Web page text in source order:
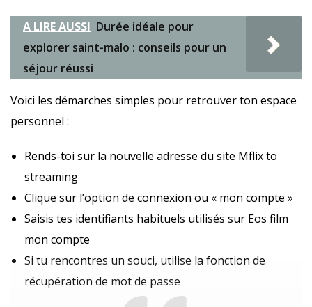
A LIRE AUSSI Durée idéale pour
explorer saint-malo : conseils pour un
séjour réussi
Voici les démarches simples pour retrouver ton espace
personnel :
Rends-toi sur la nouvelle adresse du site Mflix to
streaming
Clique sur l’option de connexion ou « mon compte »
Saisis tes identifiants habituels utilisés sur Eos film
mon compte
Si tu rencontres un souci, utilise la fonction de
récupération de mot de passe